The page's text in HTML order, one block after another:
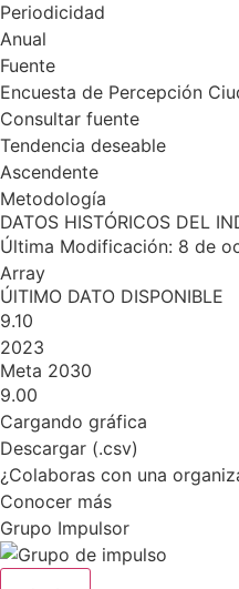
Periodicidad
Anual
Fuente
Encuesta de Percepción
Consultar fuente
Tendencia deseable
Ascendente
Metodología
DATOS HISTÓRICOS DEL
Última Modificación: 8 de
Array
ÚlTIMO DATO DISPONIBLE
9.10
2023
Meta 2030
9.00
Cargando gráfica
Descargar (.csv)
¿Colaboras con una
Conocer más
Grupo Impulsor